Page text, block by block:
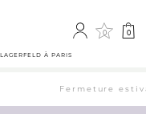
0 0
À PARIS
Fermeture